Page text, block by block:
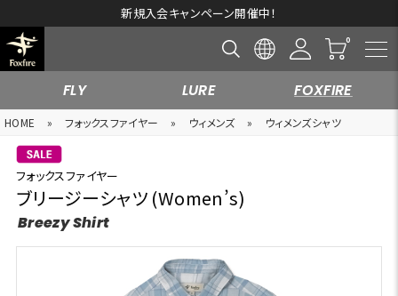
新規入会キャンペーン開催中！
FLY LURE FOXFIRE
HOME » フォックスファイヤー » ウィメンズ » ウィメンズシャツ
フォックスファイヤー
ブリージーシャツ (Women’s)
Breezy Shirt